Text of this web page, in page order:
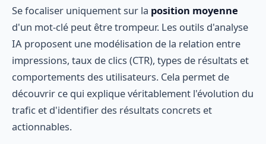
Se focaliser uniquement sur la position moyenne
d'un mot-clé peut être trompeur. Les outils d'analyse
IA proposent une modélisation de la relation entre
impressions, taux de clics (CTR), types de résultats et
comportements des utilisateurs. Cela permet de
découvrir ce qui explique véritablement l'évolution du
trafic et d'identifier des résultats concrets et
actionnables.